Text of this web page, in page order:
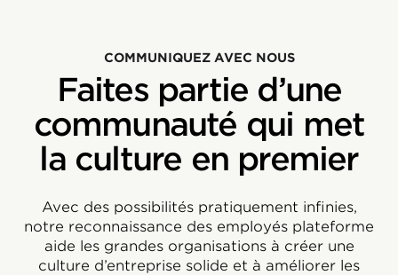
COMMUNIQUEZ AVEC NOUS
Faites partie d’une
communauté qui met
la culture en premier
Avec des possibilités pratiquement infinies,
notre reconnaissance des employés plateforme
aide les grandes organisations à créer une
culture d’entreprise solide et à améliorer les